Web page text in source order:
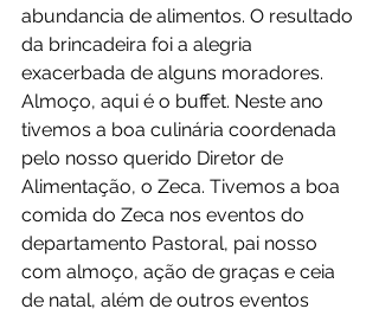
abundancia de alimentos. O resultado
da brincadeira foi a alegria
exacerbada de alguns moradores.
Almoço, aqui é o buffet. Neste ano
tivemos a boa culinária coordenada
pelo nosso querido Diretor de
Alimentação, o Zeca. Tivemos a boa
comida do Zeca nos eventos do
departamento Pastoral, pai nosso
com almoço, ação de graças e ceia
de natal, além de outros eventos